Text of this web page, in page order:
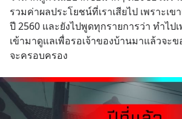
รวมค่าผลประโยชน์ที่เราเสียไป เพราะเข
ปี 2560 และยังไปพูดทุกรายการว่า ทำไป
เข้ามาดูแลเพื่อรอเจ้าของบ้านมาแล้วจะ
จะครอบครอง